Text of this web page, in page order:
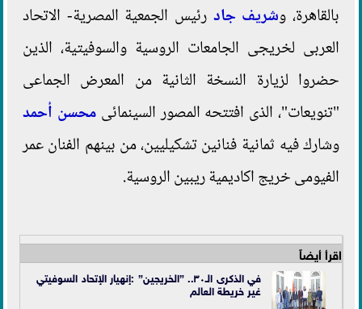
بالقاهرة، وشريف جاد رئيس الجمعية المصرية- الاتحاد
العربى لخريجى الجامعات الروسية والسوفيتية، الذين
حضروا لزيارة النسخة الثانية من المعرض الجماعى
"تنويعات"، الذى افتتحه المصور السينمائىمحسن أحمد
وشارك فيه ثمانية فنانين تشكيليين، من بينهم الفنان عمر
الفيومى خريج اكاديمية ريبين الروسية.
اقرأ أيضاً
في الذكرى الـ٣٠.. ”الخريجين” :إنهيار الإتحاد السوفيتي
غير خريطة العالم